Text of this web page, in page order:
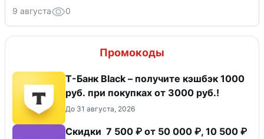
9 августа 0
Промокоды
Т-Банк Black – получите кэшбэк 1000
руб. при покупках от 3000 руб.!
До 31 августа, 2026
Скидки 7 500 ₽ от 50 000 ₽, 10 500 ₽